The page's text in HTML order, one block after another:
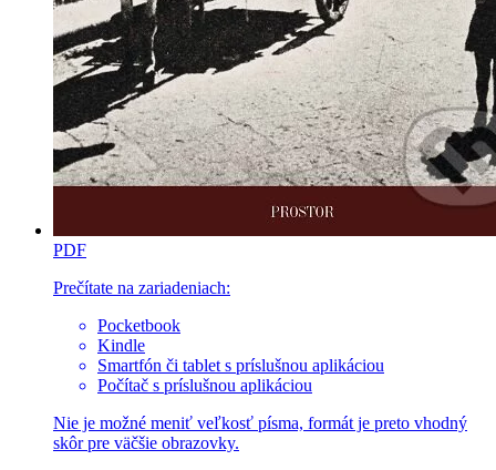
PDF
Prečítate na zariadeniach:
Pocketbook
Kindle
Smartfón či tablet s príslušnou aplikáciou
Počítač s príslušnou aplikáciou
Nie je možné meniť veľkosť písma, formát je preto vhodný
skôr pre väčšie obrazovky.